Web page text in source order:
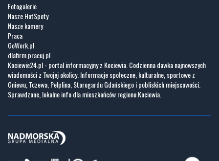
Fotogalerie
Nasze HotSpoty
Nasze kamery
Praca
GoWork.pl
dlafirm.pracuj.pl
Kociewie24.pl - portal informacyjny z Kociewia. Codzienna dawka najnowszych
wiadomości z Twojej okolicy. Informacje społeczne, kulturalne, sportowe z
Gniewu, Tczewa, Pelplina, Starogardu Gdańskiego i pobliskich miejscowości.
Sprawdzone, lokalne info dla mieszkańców regionu Kociewia.